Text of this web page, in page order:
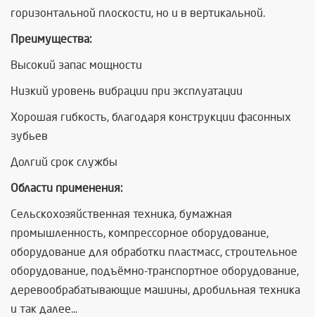
горизонтальной плоскости, но и в вертикальной.
Преимущества:
Высокий запас мощности
Низкий уровень вибрации при эксплуатации
Хорошая гибкость, благодаря конструкции фасонных
зубьев
Долгий срок службы
Области применения:
Сельскохозяйственная техника, бумажная
промышленность, компрессорное оборудование,
оборудование для обработки пластмасс, строительное
оборудование, подъёмно-транспортное оборудование,
деревообрабатывающие машины, дробильная техника
и так далее...